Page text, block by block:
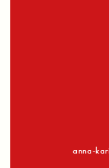
anna-